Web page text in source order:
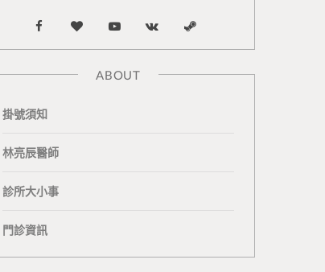
F
a
e
b
k
B
l
n
Y
o
u
V
K
e
S
t
ABOUT
掛號須知
林亮辰醫師
診所大小事
門診資訊